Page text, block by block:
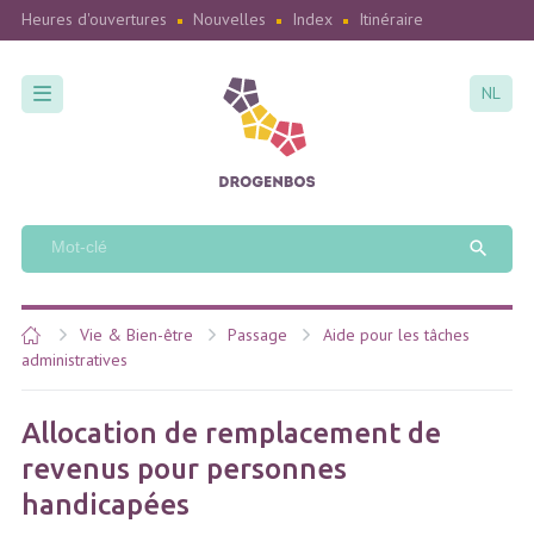
Heures d'ouvertures Nouvelles Index Itinéraire
NL
Vie & Bien-être Passage
Aide pour les tâches
administratives
Allocation de remplacement de
revenus pour personnes
handicapées